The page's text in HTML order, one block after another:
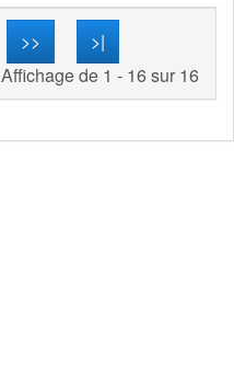
>>
>|
Affichage de 1 - 16 sur 16